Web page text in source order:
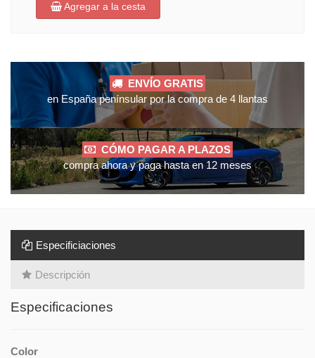
Agregar a la cesta
ENVÍO GRATIS
en España penínsular por la compra de 4 llantas
CÓMO PAGAR A PLAZOS
compra ahora y paga hasta en 12 meses
Especificiaciones
Descripción
Especificaciones
Color